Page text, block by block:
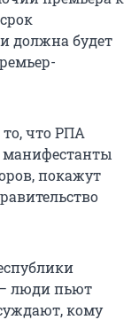
должна будет
что РПА
манифестанты
покажут
люди пьют
кому